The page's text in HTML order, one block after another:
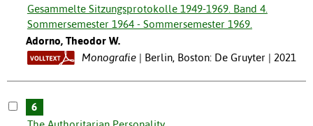
Gesammelte Sitzungsprotokolle 1949-1969. Band 4.
Sommersemester 1964 - Sommersemester 1969.
Adorno, Theodor W.
Monografie
Berlin, Boston: De Gruyter | 2021
6